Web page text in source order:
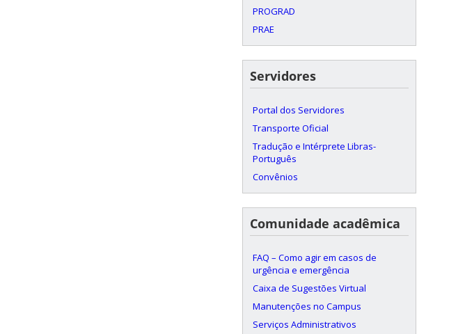
PROGRAD
PRAE
Servidores
Portal dos Servidores
Transporte Oficial
Tradução e Intérprete Libras-
Português
Convênios
Comunidade acadêmica
FAQ – Como agir em casos de
urgência e emergência
Caixa de Sugestões Virtual
Manutenções no Campus
Serviços Administrativos